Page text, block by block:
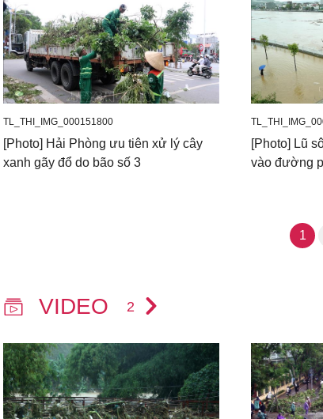
TL_THI_IMG_000151800
[Photo] Hải Phòng ưu tiên xử lý cây
xanh gãy đổ do bão số 3
[Photo] Lũ
vào đường
1
VIDEO 2